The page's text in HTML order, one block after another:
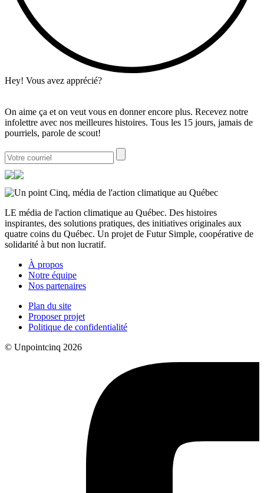
Hey! Vous avez apprécié?
On aime ça et on veut vous en donner encore plus. Recevez notre
infolettre avec nos meilleures histoires. Tous les 15 jours, jamais de
pourriels, parole de scout!
LE média de l'action climatique au Québec. Des histoires
inspirantes, des solutions pratiques, des initiatives originales aux
quatre coins du Québec. Un projet de Futur Simple, coopérative de
solidarité à but non lucratif.
À propos
Notre équipe
Nos partenaires
Plan du site
Proposer projet
Politique de confidentialité
© Unpointcinq 2026